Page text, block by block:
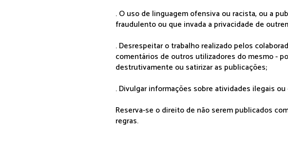
. O uso de linguagem ofensiva ou racista, ou a
fraudulento ou que invada a privacidade de
. Desrespeitar o trabalho realizado pelos
comentários de outros utilizadores do mesmo -
destrutivamente ou satirizar as publicações;
. Divulgar informações sobre atividades ilegais
Reserva-se o direito de não serem publicados
regras.